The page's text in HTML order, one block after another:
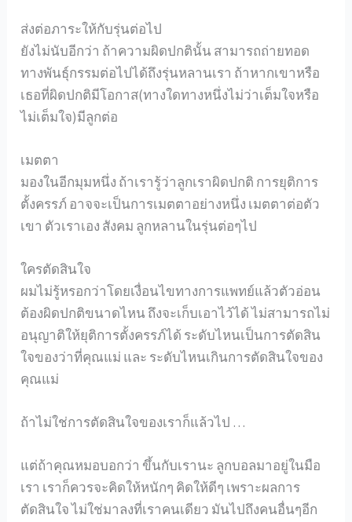
ส่งต่อภาระให้กับรุ่นต่อไป
ยังไม่นับอีกว่า ถ้าความผิดปกตินั้น สามารถถ่ายทอด
ทางพันธุ์กรรมต่อไปได้ถึงรุ่นหลานเรา ถ้าหากเขาหรือ
เธอที่ผิดปกติมีโอกาส(ทางใดทางหนึ่งไม่ว่าเต็มใจหรือ
ไม่เต็มใจ)มีลูกต่อ
เมตตา
มองในอีกมุมหนึ่ง ถ้าเรารู้ว่าลูกเราผิดปกติ การยุติการ
ตั้งครรภ์ อาจจะเป็นการเมตตาอย่างหนึ่ง เมตตาต่อตัว
เขา ตัวเราเอง สังคม ลูกหลานในรุ่นต่อๆไป
ใครตัดสินใจ
ผมไม่รู้หรอกว่าโดยเงื่อนไขทางการแพทย์แล้วตัวอ่อน
ต้องผิดปกติขนาดไหน ถึงจะเก็บเอาไว้ได้ ไม่สามารถไม่
อนุญาติให้ยุติการตั้งครรภ์ได้ ระดับไหนเป็นการตัดสิน
ใจของว่าที่คุณแม่ และ ระดับไหนเกินการตัดสินใจของ
คุณแม่
ถ้าไม่ใช่การตัดสินใจของเราก็แล้วไป …
แต่ถ้าคุณหมอบอกว่า ขึ้นกับเรานะ ลูกบอลมาอยู่ในมือ
เรา เราก็ควรจะคิดให้หนักๆ คิดให้ดีๆ เพราะผลการ
ตัดสินใจ ไม่ใช่มาลงที่เราคนเดียว มันไปถึงคนอื่นๆอีก